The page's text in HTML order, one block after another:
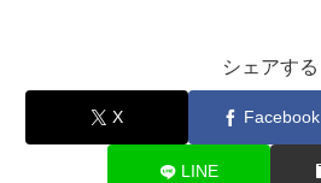
シェアする
X Facebook
LINE